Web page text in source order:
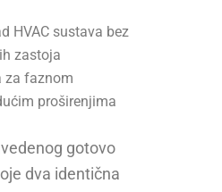
HVAC sustava bez
zastoja
za faznom
proširenjima
gotovo
dva identična